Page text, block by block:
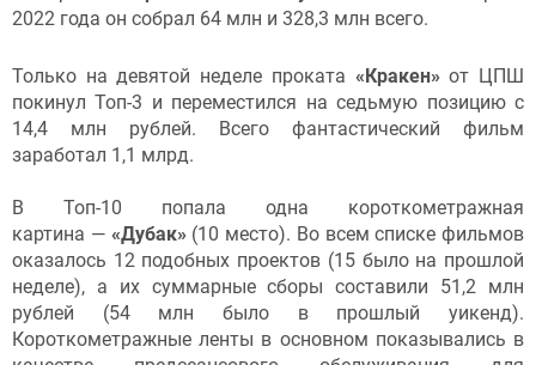
2022 года он собрал 64 млн и 328,3 млн всего.
Только на девятой неделе проката «Кракен» от ЦПШ
покинул Топ-3 и переместился на седьмую позицию с
14,4 млн рублей. Всего фантастический фильм
заработал 1,1 млрд.
В Топ-10 попала одна короткометражная
картина — «Дубак» (10 место). Во всем списке фильмов
оказалось 12 подобных проектов (15 было на прошлой
неделе), а их суммарные сборы составили 51,2 млн
рублей (54 млн было в прошлый уикенд).
Короткометражные ленты в основном показывались в